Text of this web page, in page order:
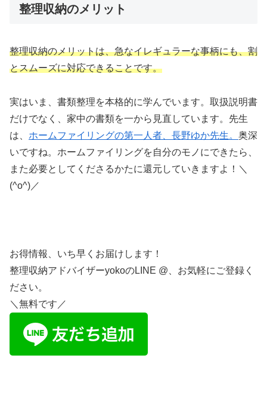
整理収納のメリット
整理収納のメリットは、急なイレギュラーな事柄にも、割
とスムーズに対応できることです。
実はいま、書類整理を本格的に学んでいます。取扱説明書
だけでなく、家中の書類を一から見直しています。先生
は、 ホームファイリングの第一人者、長野ゆか先生。 奥深
いですね。ホームファイリングを自分のモノにできたら、
また必要としてくださるかたに還元していきますよ！＼
(^o^)／
お得情報、いち早くお届けします！
整理収納アドバイザーyokoのLINE @、お気軽にご登録く
ださい。
＼無料です／